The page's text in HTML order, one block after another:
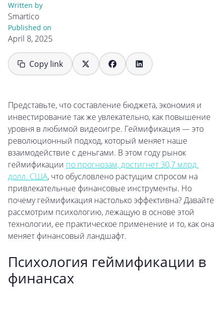
Written by
Smartico
Published on
April 8, 2025
Copy link
Представьте, что составление бюджета, экономия и
инвестирование так же увлекательно, как повышение
уровня в любимой видеоигре. Геймификация — это
революционный подход, который меняет наше
взаимодействие с деньгами. В этом году рынок
геймификации по прогнозам, достигнет 30,7 млрд.
долл. США, что обусловлено растущим спросом на
привлекательные финансовые инструменты. Но
почему геймификация настолько эффективна? Давайте
рассмотрим психологию, лежащую в основе этой
технологии, ее практическое применение и то, как она
меняет финансовый ландшафт.
Психология геймификации в
финансах